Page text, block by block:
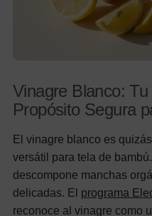
Vinagre Blanco:
Propósito Segura
El vinagre blanco es
versátil para tela de
descompone manchas
delicadas. El programa
reconoce al vinagre como